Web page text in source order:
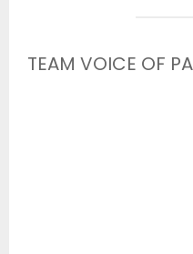
TEAM VOICE OF